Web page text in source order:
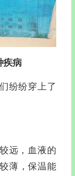
疾病
纷纷穿上了
远，血液的
薄，保温能